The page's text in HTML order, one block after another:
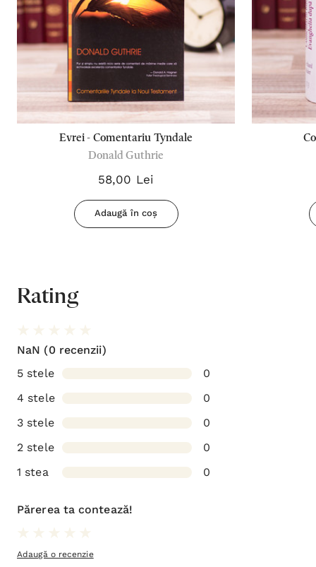
Evrei - Comentariu Tyndale
Donald Guthrie
58,00 Lei
Adaugă în coș
Rating
NaN (0 recenzii)
5 stele
0
4 stele
0
3 stele
0
2 stele
0
1 stea
0
Părerea ta contează!
Adaugă o recenzie